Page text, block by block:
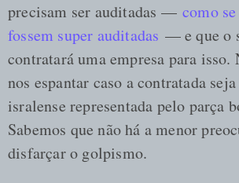
precisam ser auditadas — como
fossem super auditadas — e que o
contratará uma empresa para isso.
nos espantar caso a contratada
isralense representada pelo parça
Sabemos que não há a menor
disfarçar o golpismo.